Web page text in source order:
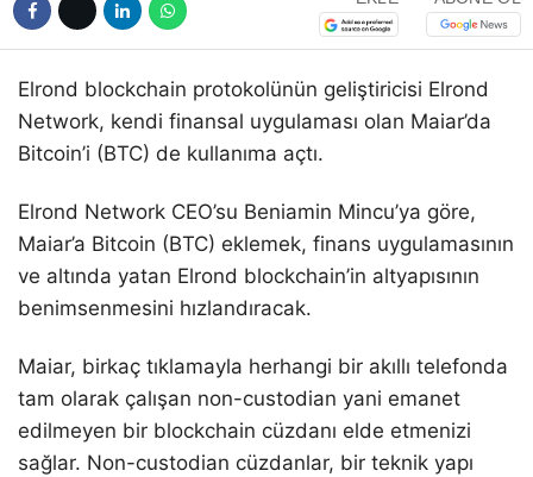
Elrond blockchain protokolünün geliştiricisi Elrond
Network, kendi finansal uygulaması olan Maiar’da
Bitcoin’i (BTC) de kullanıma açtı.
Elrond Network CEO’su Beniamin Mincu’ya göre,
Maiar’a Bitcoin (BTC) eklemek, finans uygulamasının
ve altında yatan Elrond blockchain’in altyapısının
benimsenmesini hızlandıracak.
Maiar, birkaç tıklamayla herhangi bir akıllı telefonda
tam olarak çalışan non-custodian yani emanet
edilmeyen bir blockchain cüzdanı elde etmenizi
sağlar. Non-custodian cüzdanlar, bir teknik yapı